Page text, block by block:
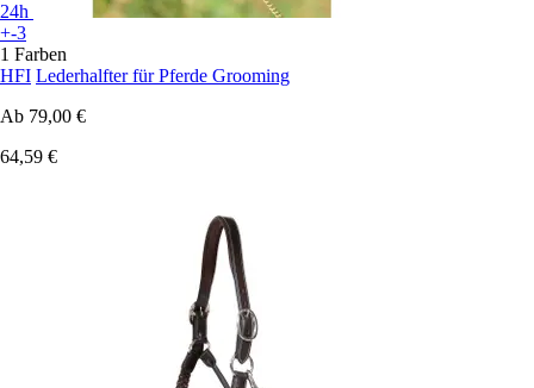
24h
+-3
1 Farben
HFI Lederhalfter für Pferde Grooming
Ab 79,00 €
64,59 €